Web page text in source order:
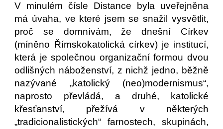
V minulém čísle Distance byla uveřejněna
má úvaha, ve které jsem se snažil vysvětlit,
proč se domnívám, že dnešní Církev
(míněno Římskokatolická církev) je institucí,
která je společnou organizační formou dvou
odlišných náboženství, z nichž jedno, běžně
nazývané „katolický (neo)modernismus“,
naprosto převládá, a druhé, katolické
křesťanství, přežívá v některých
„tradicionalistických“ farnostech, skupinách,